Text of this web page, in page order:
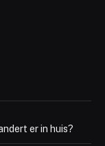
er in huis?